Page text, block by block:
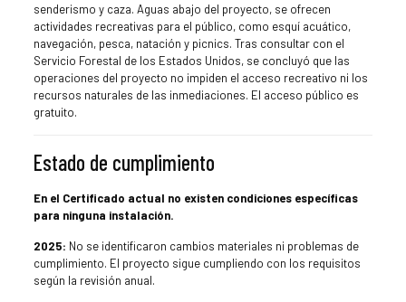
senderismo y caza. Aguas abajo del proyecto, se ofrecen
actividades recreativas para el público, como esquí acuático,
navegación, pesca, natación y picnics. Tras consultar con el
Servicio Forestal de los Estados Unidos, se concluyó que las
operaciones del proyecto no impiden el acceso recreativo ni los
recursos naturales de las inmediaciones. El acceso público es
gratuito.
Estado de cumplimiento
En el Certificado actual no existen condiciones específicas
para ninguna instalación.
2025: No se identificaron cambios materiales ni problemas de
cumplimiento. El proyecto sigue cumpliendo con los requisitos
según la revisión anual.